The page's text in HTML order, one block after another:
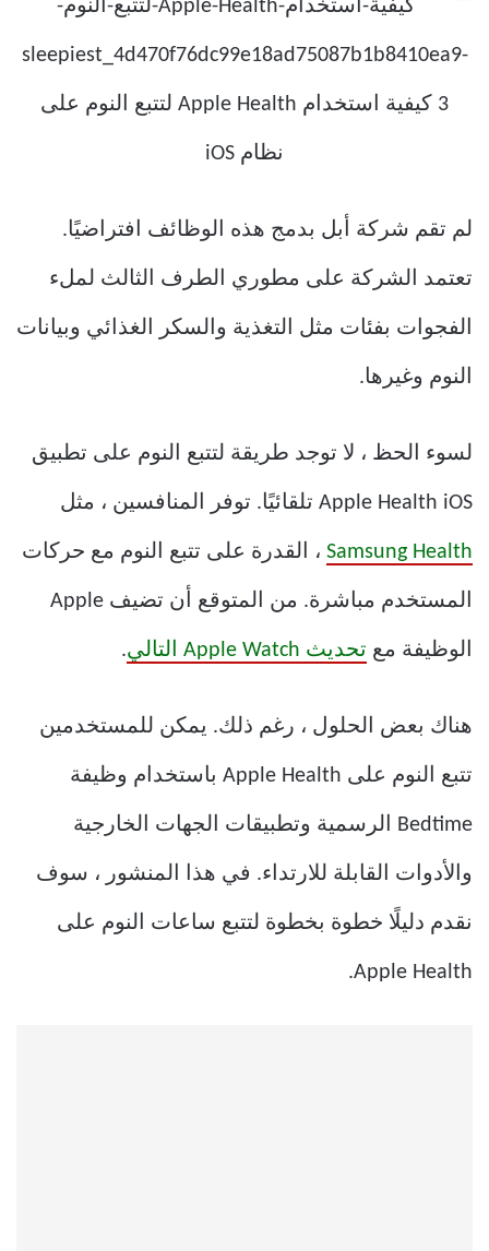
لم تقم شركة أبل بدمج هذه الوظائف افتراضيًا.
تعتمد الشركة على مطوري الطرف الثالث لملء
الفجوات بفئات مثل التغذية والسكر الغذائي وبيانات
النوم وغيرها.
لسوء الحظ ، لا توجد طريقة لتتبع النوم على تطبيق
Apple Health iOS تلقائيًا. توفر المنافسين ، مثل
Samsung Health ، القدرة على تتبع النوم مع حركات
المستخدم مباشرة. من المتوقع أن تضيف Apple
الوظيفة مع تحديث Apple Watch التالي .
هناك بعض الحلول ، رغم ذلك. يمكن للمستخدمين
تتبع النوم على Apple Health باستخدام وظيفة
Bedtime الرسمية وتطبيقات الجهات الخارجية
والأدوات القابلة للارتداء. في هذا المنشور ، سوف
نقدم دليلًا خطوة بخطوة لتتبع ساعات النوم على
Apple Health.